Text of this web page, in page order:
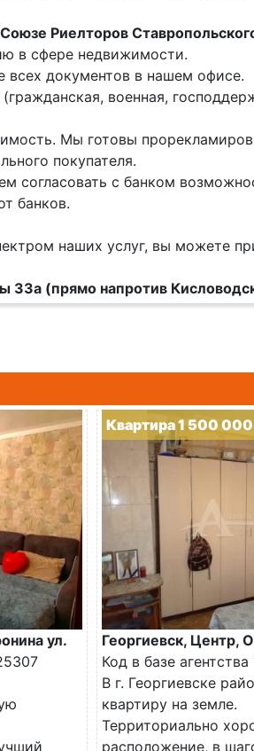
Риелторов
в сфере недвижимости.
документов в нашем офисе.
военная,
Мы готовы
покупателя.
согласовать с банком
банков.
наших услуг, вы можете
33а (прямо напротив
ул.
Квартира 1 500
Георгиевск, Центр,
Код в базе
В г. Георгиевске
квартиру на земле.
Территориально
расположение, в